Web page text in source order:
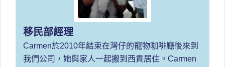
移民部經理
Carmen於2010年結束在灣仔的寵物咖啡廳後來到
我們公司，她與家人一起搬到西貢居住。Carmen